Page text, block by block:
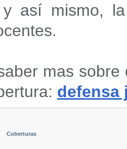
y así mismo,
mas
defensa
Coberturas